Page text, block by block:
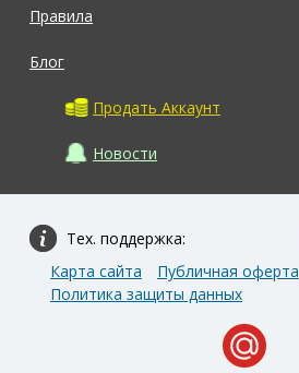
Правила
Блог
Продать Аккаунт
Новости
Тех. поддержка:
Карта сайта
Публичная оферта
Политика защиты данных